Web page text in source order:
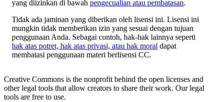
yang diizinkan di bawah pengecualian atau pembatasan.
Tidak ada jaminan yang diberikan oleh lisensi ini. Lisensi ini
mungkin tidak memberikan izin yang sesuai dengan tujuan
penggunaan Anda. Sebagai contoh, hak-hak lainnya seperti
hak atas potret, hak atas privasi, atau hak moral dapat
membatasi penggunaan materi berlisensi CC.
Creative Commons is the nonprofit behind the open licenses and
other legal tools that allow creators to share their work. Our legal
tools are free to use.